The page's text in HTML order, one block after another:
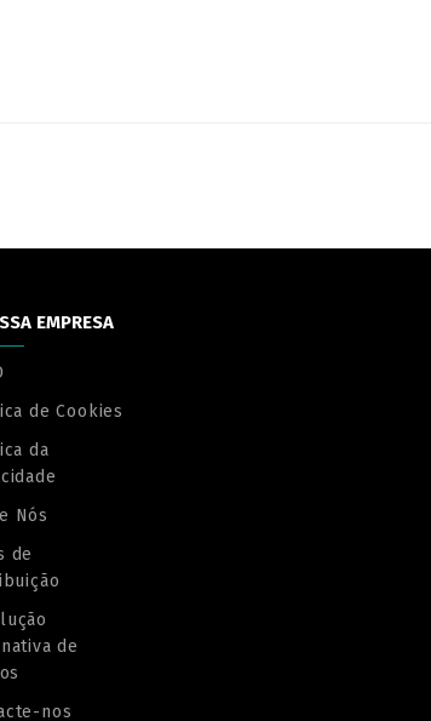
EMPRESA
de Cookies
da
Nós
de
de
nos